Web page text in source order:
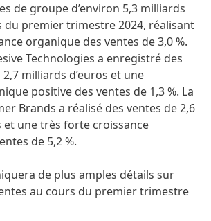
de groupe d’environ 5,3 milliards
du premier trimestre 2024, réalisant
organique des ventes de 3,0 %.
Technologies a enregistré des
milliards d’euros et une
positive des ventes de 1,3 %. La
Brands a réalisé des ventes de 2,6
et une très forte croissance
de 5,2 %.
de plus amples détails sur
au cours du premier trimestre